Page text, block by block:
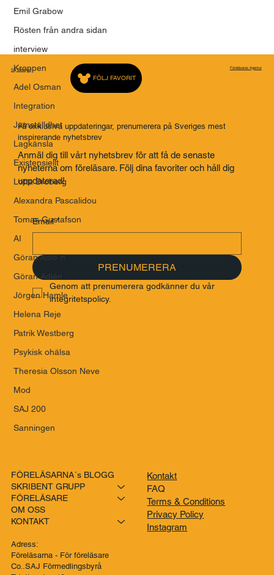
Emil Grabow
Rösten från andra sidan
interview
Kroppen
Adel Osman
Integration
Jämställdhet
Lagkänsla
Existensiellt
Lotta Broberg
Alexandra Pascalidou
Tomas Gustafson
AI
Göran Adle´n
Göran Adlén
Jörgen Hamle
Helena Reje
Patrik Westberg
Psykisk ohälsa
Theresia Olsson Neve
Mod
SAJ 200
Sanningen
Saj Talarbyrå Föreläsares Agentur
FÖLJ FAVORIT
Få exklusiva uppdateringar, prenumerera på Sveriges mest
inspirerande nyhetsbrev
Anmäl dig till vårt nyhetsbrev för att få de senaste
nyheterna om föreläsare. Följ dina favoriter och håll dig
uppdaterad!
Email *
PRENUMERERA
Genom att prenumerera godkänner du vår
integritetspolicy.
FÖRELÄSARNA´s BLOGG
SKRIBENT GRUPP
FÖRELÄSARE
OM OSS
KONTAKT
Adress:
Föreläsarna - För föreläsare
Co..SAJ Förmedlingsbyrå
Kontakt
FAQ
Terms & Conditions
Privacy Policy
Instagram